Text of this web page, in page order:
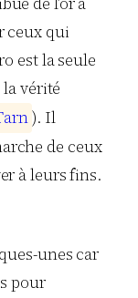
ceux qui
est la seule
vérité
arn). Il
de ceux
à leurs fins.
unes car
pour